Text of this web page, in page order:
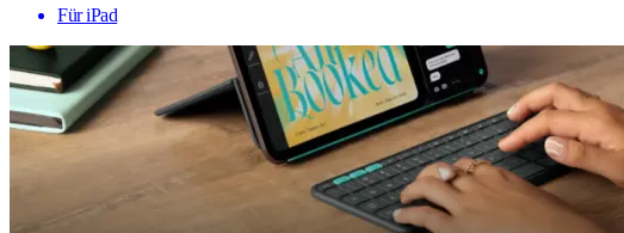
Für iPad